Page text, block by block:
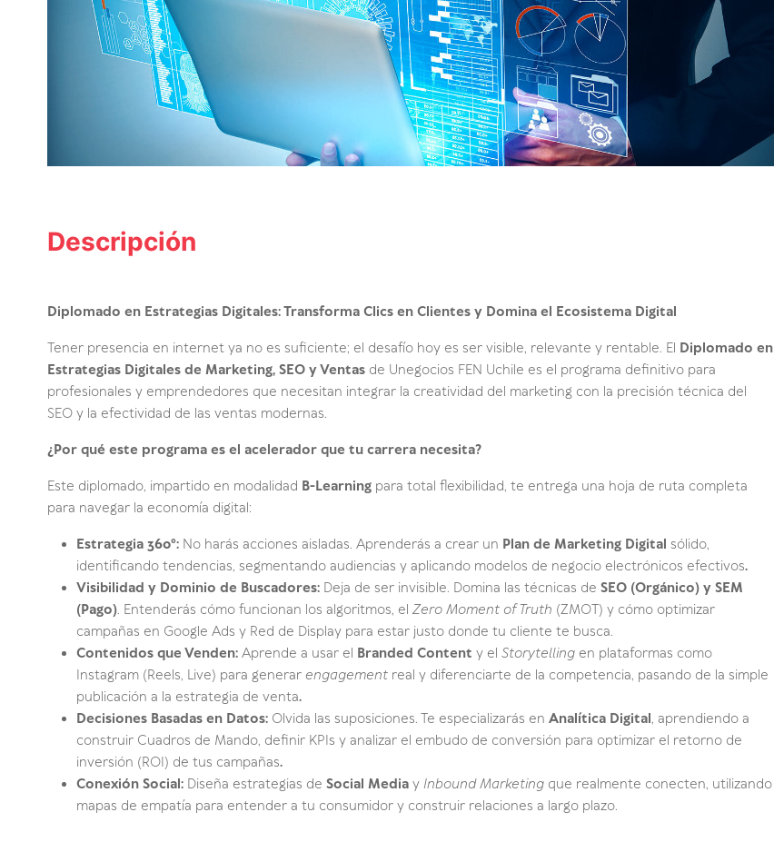
Descripción
Diplomado en Estrategias Digitales: Transforma Clics en Clientes y Domina el Ecosistema Digital
Tener presencia en internet ya no es suficiente; el desafío hoy es ser visible, relevante y rentable. El Diplomado en
Estrategias Digitales de Marketing, SEO y Ventas de Unegocios FEN Uchile es el programa definitivo para
profesionales y emprendedores que necesitan integrar la creatividad del marketing con la precisión técnica del
SEO y la efectividad de las ventas modernas.
¿Por qué este programa es el acelerador que tu carrera necesita?
Este diplomado, impartido en modalidad B-Learning para total flexibilidad, te entrega una hoja de ruta completa
para navegar la economía digital:
Estrategia 360°: No harás acciones aisladas. Aprenderás a crear un Plan de Marketing Digital sólido,
identificando tendencias, segmentando audiencias y aplicando modelos de negocio electrónicos efectivos.
Visibilidad y Dominio de Buscadores: Deja de ser invisible. Domina las técnicas de SEO (Orgánico) y SEM
(Pago). Entenderás cómo funcionan los algoritmos, el Zero Moment of Truth (ZMOT) y cómo optimizar
campañas en Google Ads y Red de Display para estar justo donde tu cliente te busca.
Contenidos que Venden: Aprende a usar el Branded Content y el Storytelling en plataformas como
Instagram (Reels, Live) para generar engagement real y diferenciarte de la competencia, pasando de la simple
publicación a la estrategia de venta.
Decisiones Basadas en Datos: Olvida las suposiciones. Te especializarás en Analítica Digital, aprendiendo a
construir Cuadros de Mando, definir KPIs y analizar el embudo de conversión para optimizar el retorno de
inversión (ROI) de tus campañas.
Conexión Social: Diseña estrategias de Social Media y Inbound Marketing que realmente conecten, utilizando
mapas de empatía para entender a tu consumidor y construir relaciones a largo plazo.